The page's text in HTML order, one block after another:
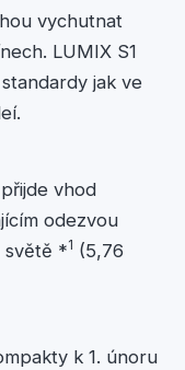
vychutnat
LUMIX S1
jak ve
vhod
odezvou
světě *1 (5,76
k 1. únoru